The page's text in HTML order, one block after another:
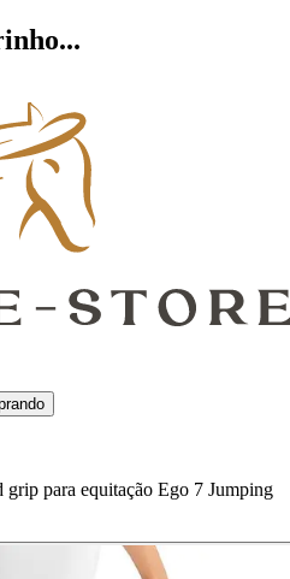
grip para equitação Ego 7 Jumping